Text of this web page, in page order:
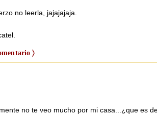
no leerla, jajajajaja.
〉
no te veo mucho por mi casa...¿que es